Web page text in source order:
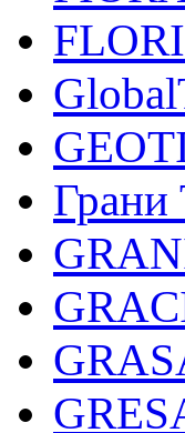
Грани